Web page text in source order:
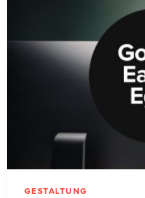
GESTALTUNG